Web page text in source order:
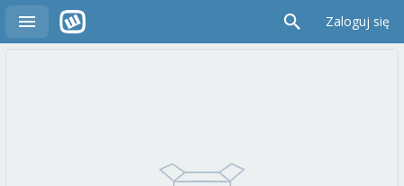
Zaloguj się